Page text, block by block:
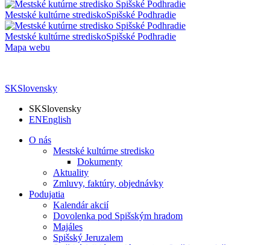
Mestské kultúrne strediskoSpišské Podhradie
Mestské kultúrne strediskoSpišské Podhradie
Mapa webu
SKSlovensky
SKSlovensky
ENEnglish
O nás
Mestské kultúrne stredisko
Dokumenty
Aktuality
Zmluvy, faktúry, objednávky
Podujatia
Kalendár akcií
Dovolenka pod Spišským hradom
Majáles
Spišský Jeruzalem